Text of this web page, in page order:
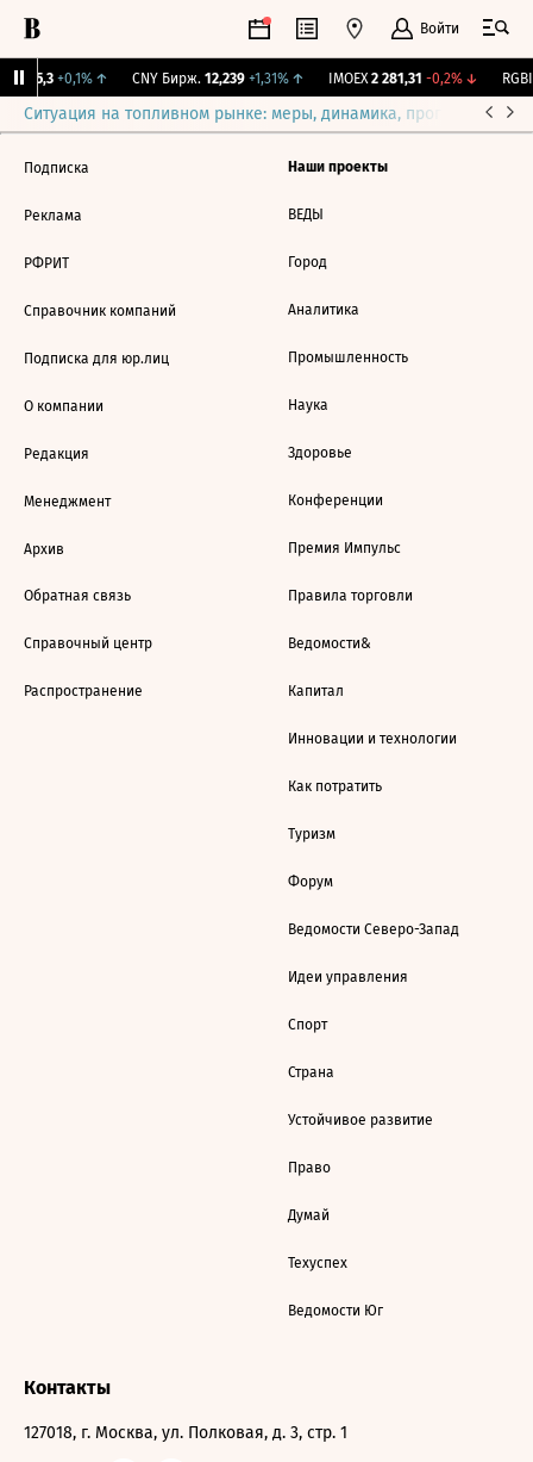
Войти
115,3 +0,1%↑ CNY Бирж. 12,239 +1,31%↑ IMOEX 2 281,31 -0,2%↓
Ситуация на топливном рынке: меры, динамика, прогнозы
Подписка
Реклама
РФРИТ
Справочник компаний
Подписка для юр.лиц
О компании
Редакция
Менеджмент
Архив
Обратная связь
Справочный центр
Распространение
Наши проекты
ВЕДЫ
Город
Аналитика
Промышленность
Наука
Здоровье
Конференции
Премия Импульс
Правила торговли
Ведомости&
Капитал
Инновации и технологии
Как потратить
Туризм
Форум
Ведомости Северо-Запад
Идеи управления
Спорт
Страна
Устойчивое развитие
Право
Думай
Техуспех
Ведомости Юг
Контакты
127018, г. Москва, ул. Полковая, д. 3, стр. 1